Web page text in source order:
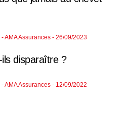
AMA Assurances - 26/09/2023
disparaître ?
AMA Assurances - 12/09/2022